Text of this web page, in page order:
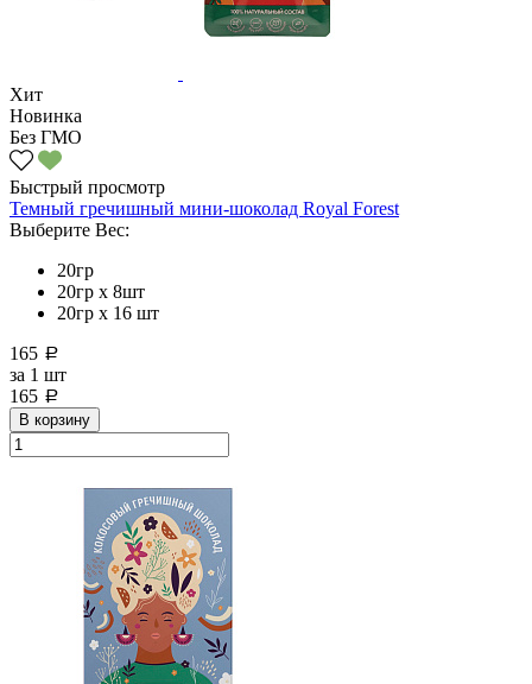
Хит
Новинка
Без ГМО
Быстрый просмотр
Темный гречишный мини-шоколад Royal Forest
Выберите Вес:
20гр
20гр x 8шт
20гр х 16 шт
165 a
за 1 шт
165 a
В корзину